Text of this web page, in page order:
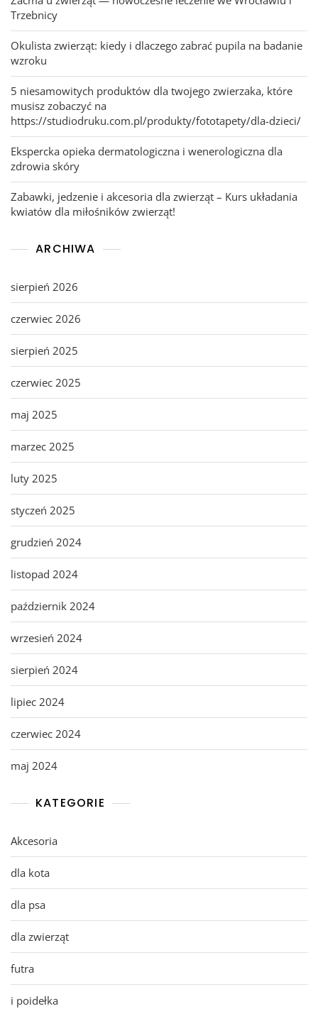
Trzebnicy
Okulista zwierząt: kiedy i dlaczego zabrać pupila na badanie
wzroku
5 niesamowitych produktów dla twojego zwierzaka, które
musisz zobaczyć na
https://studiodruku.com.pl/produkty/fototapety/dla-dzieci/
Ekspercka opieka dermatologiczna i wenerologiczna dla
zdrowia skóry
Zabawki, jedzenie i akcesoria dla zwierząt – Kurs układania
kwiatów dla miłośników zwierząt!
ARCHIWA
sierpień 2026
czerwiec 2026
sierpień 2025
czerwiec 2025
maj 2025
marzec 2025
luty 2025
styczeń 2025
grudzień 2024
listopad 2024
październik 2024
wrzesień 2024
sierpień 2024
lipiec 2024
czerwiec 2024
maj 2024
KATEGORIE
Akcesoria
dla kota
dla psa
dla zwierząt
futra
i poidełka